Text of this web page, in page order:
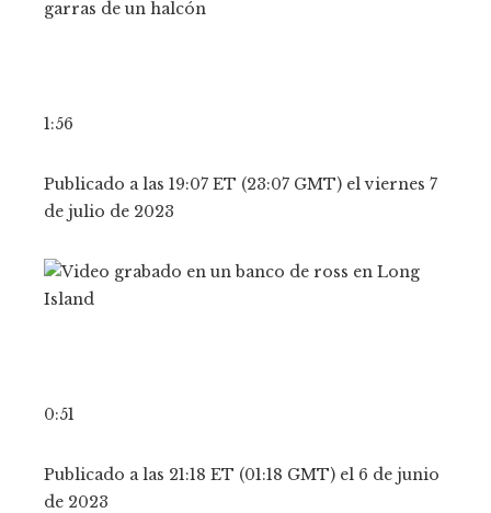
1:56
Publicado a las 19:07 ET (23:07 GMT) el viernes 7
de julio de 2023
0:51
Publicado a las 21:18 ET (01:18 GMT) el 6 de junio
de 2023